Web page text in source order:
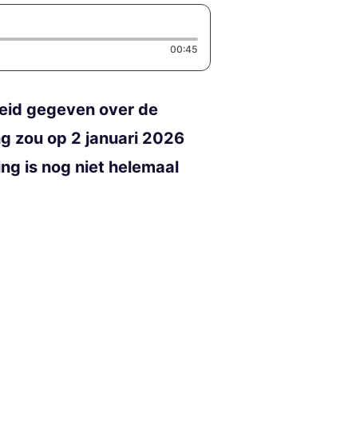
00:45Duration: 45 seconds
gegeven over de
zou op 2 januari 2026
is nog niet helemaal